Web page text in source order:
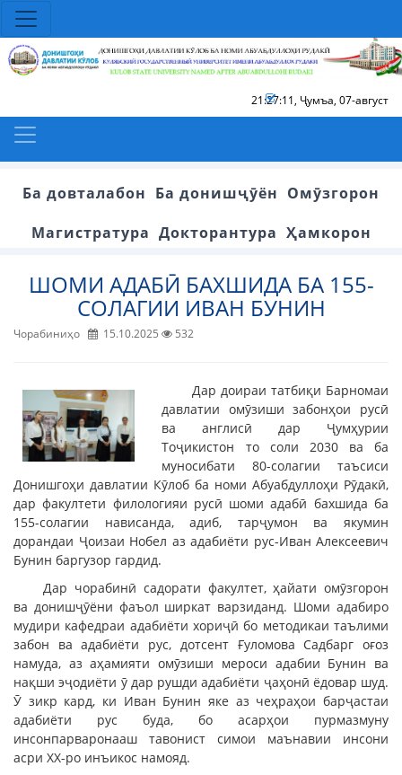
21:27:11, Ҷумъа, 07-август
Ба довталабон Ба донишҷӯён Омӯзгорон
Магистратура Докторантура Ҳамкорон
ШОМИ АДАБӢ БАХШИДА БА 155-
СОЛАГИИ ИВАН БУНИН
Чорабиниҳо 15.10.2025 532
Дар доираи татбиқи Барномаи
давлатии омӯзиши забонҳои русӣ
ва англисӣ дар Ҷумҳурии
Тоҷикистон то соли 2030 ва ба
муносибати 80-солагии таъсиси
Донишгоҳи давлатии Кӯлоб ба номи Абуабдуллоҳи Рӯдакӣ,
дар факултети филологияи русӣ шоми адабӣ бахшида ба
155-солагии нависанда, адиб, тарҷумон ва якумин
дорандаи Ҷоизаи Нобел аз адабиёти рус-Иван Алексеевич
Бунин баргузор гардид.
Дар чорабинӣ садорати факултет, ҳайати омӯзгорон
ва донишҷӯёни фаъол ширкат варзиданд. Шоми адабиро
мудири кафедраи адабиёти хориҷӣ бо методикаи таълими
забон ва адабиёти рус, дотсент Ғуломова Садбарг оғоз
намуда, аз аҳамияти омӯзиши мероси адабии Бунин ва
нақши эҷодиёти ӯ дар рушди адабиёти ҷаҳонӣ ёдовар шуд.
Ӯ зикр кард, ки Иван Бунин яке аз чеҳраҳои барҷастаи
адабиёти рус буда, бо асарҳои пурмазмуну
инсонпарваронааш тавонист симои маънавии инсони
асри XX-ро инъикос намояд.